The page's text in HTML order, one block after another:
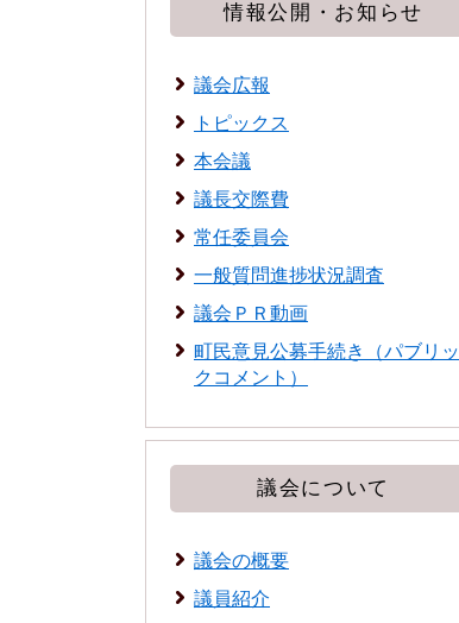
情報公開・お知らせ
議会広報
トピックス
本会議
議長交際費
常任委員会
一般質問進捗状況調査
議会ＰＲ動画
町民意見公募手続き（パブリッ
クコメント）
議会について
議会の概要
議員紹介